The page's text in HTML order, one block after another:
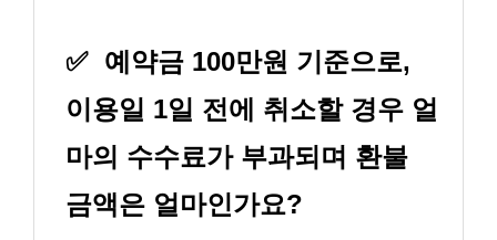
✅ 예약금 100만원 기준으로,
이용일 1일 전에 취소할 경우 얼
마의 수수료가 부과되며 환불
금액은 얼마인가요?